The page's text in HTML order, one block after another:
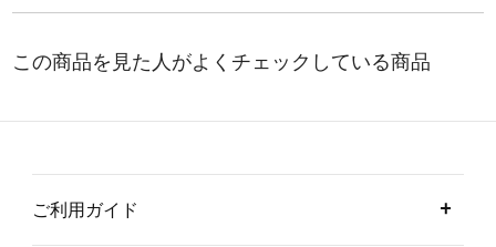
ご利用ガイド